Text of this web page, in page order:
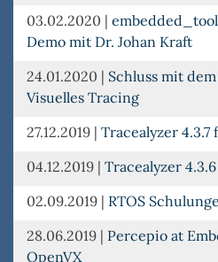
03.02.2020 |
Demo mit Dr. Johan Kraft
24.01.2020 | Schluss mit
Visuelles Tracing
27.12.2019 | Tracealyzer 4.3.7
04.12.2019 | Tracealyzer
02.09.2019 | RTOS
28.06.2019 | Percepio at
OpenVX